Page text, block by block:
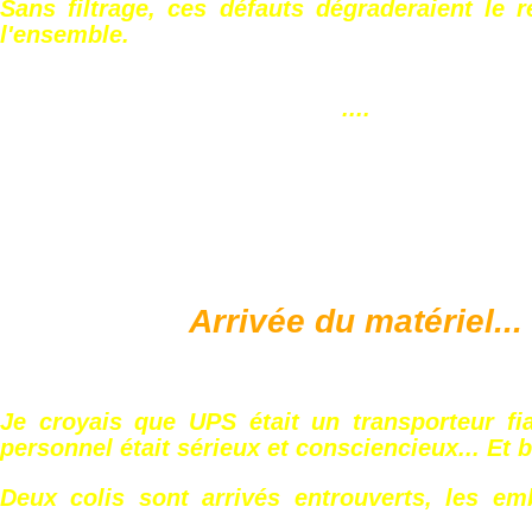
Sans filtrage, ces défauts dégraderaient le
l'ensemble.
....
Arrivée du matériel...
Je croyais que UPS était un transporteur
personnel était sérieux et consciencieux... Et
Deux colis sont arrivés entrouverts, les